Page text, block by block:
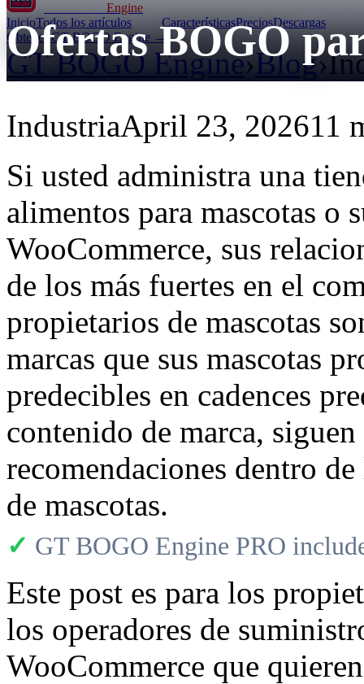
Engine
InicioTodos los artículos CaracterísticasPreciosDescargas
Obtener GT BOGO Engine →
GT BOGO Engine›Blog›
Ofertas BOGO
IndustriaApril 23, 202611
Si usted administra una
alimentos para mascotas o
WooCommerce, sus
de los más fuertes en el
propietarios de mascotas
marcas que sus mascotas
predecibles en cadences
contenido de marca,
recomendaciones dentro
de mascotas.
✓ GT BOGO Engine PRO
Este post es para los
los operadores de
WooCommerce que